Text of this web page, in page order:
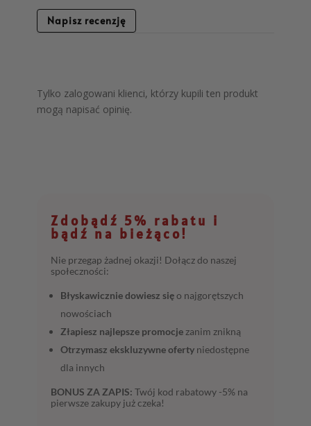
Napisz recenzję
Tylko zalogowani klienci, którzy kupili ten produkt
mogą napisać opinię.
Zdobądź 5% rabatu i
bądź na bieżąco!
Nie przegap żadnej okazji! Dołącz do naszej
społeczności:
Błyskawicznie dowiesz sięo najgorętszych
nowościach
Złapiesz najlepsze promocje zanim znikną
Otrzymasz ekskluzywne oferty niedostępne
dla innych
BONUS ZA ZAPIS: Twój kod rabatowy -5% na
pierwsze zakupy już czeka!